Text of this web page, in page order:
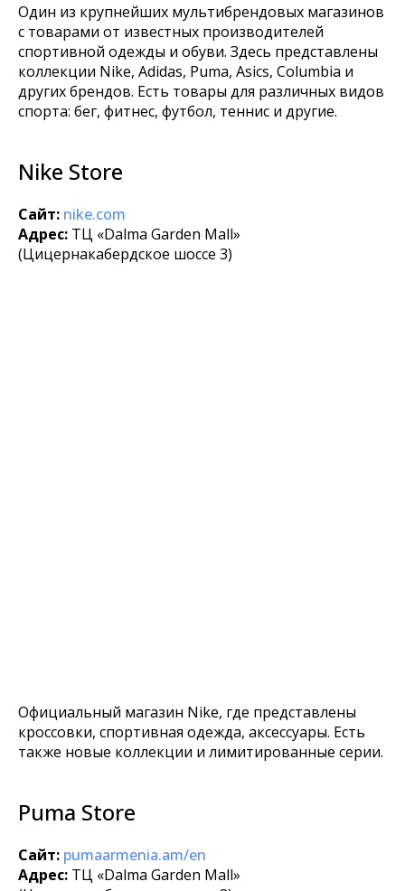
Один из крупнейших мультибрендовых магазинов
с товарами от известных производителей
спортивной одежды и обуви. Здесь представлены
коллекции Nike, Adidas, Puma, Asics, Columbia и
других брендов. Есть товары для различных видов
спорта: бег, фитнес, футбол, теннис и другие.
Nike Store
Сайт: nike.com
Адрес: ТЦ «Dalma Garden Mall»
(Цицернакабердское шоссе 3)
Официальный магазин Nike, где представлены
кроссовки, спортивная одежда, аксессуары. Есть
также новые коллекции и лимитированные серии.
Puma Store
Сайт: pumaarmenia.am/en
Адрес: ТЦ «Dalma Garden Mall»